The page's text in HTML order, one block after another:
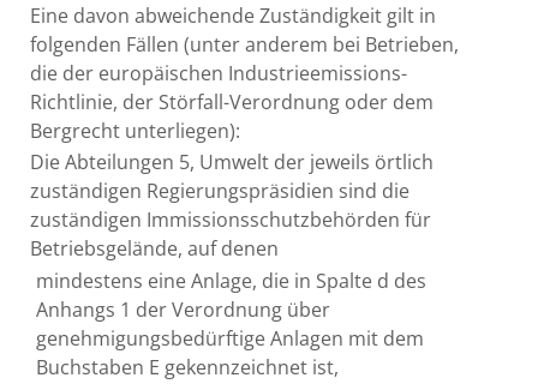
Eine davon abweichende Zuständigkeit gilt in
folgenden Fällen (unter anderem bei Betrieben,
die der europäischen Industrieemissions-
Richtlinie, der Störfall-Verordnung oder dem
Bergrecht unterliegen):
Die Abteilungen 5, Umwelt der jeweils örtlich
zuständigen Regierungspräsidien sind die
zuständigen Immissionsschutzbehörden für
Betriebsgelände, auf denen
mindestens eine Anlage, die in Spalte d des
Anhangs 1 der Verordnung über
genehmigungsbedürftige Anlagen mit dem
Buchstaben E gekennzeichnet ist,